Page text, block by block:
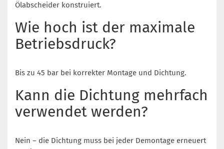
Ölabscheider konstruiert.
Wie hoch ist der maximale
Betriebsdruck?
Bis zu 45 bar bei korrekter Montage und Dichtung.
Kann die Dichtung mehrfach
verwendet werden?
Nein – die Dichtung muss bei jeder Demontage erneuert